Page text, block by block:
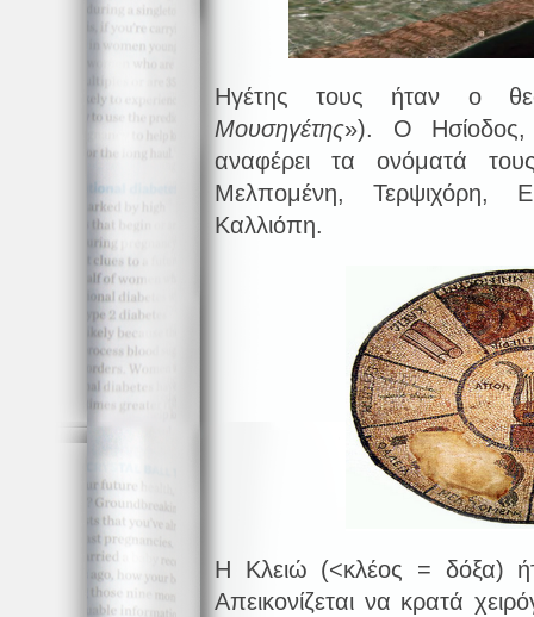
Ηγέτης τους ήταν ο
Μουσηγέτης»). Ο
αναφέρει τα ονόματά
Μελπομένη, Τερψιχόρη,
Καλλιόπη.
Η Κλειώ (<κλέος = δόξα)
Απεικονίζεται να κρατά